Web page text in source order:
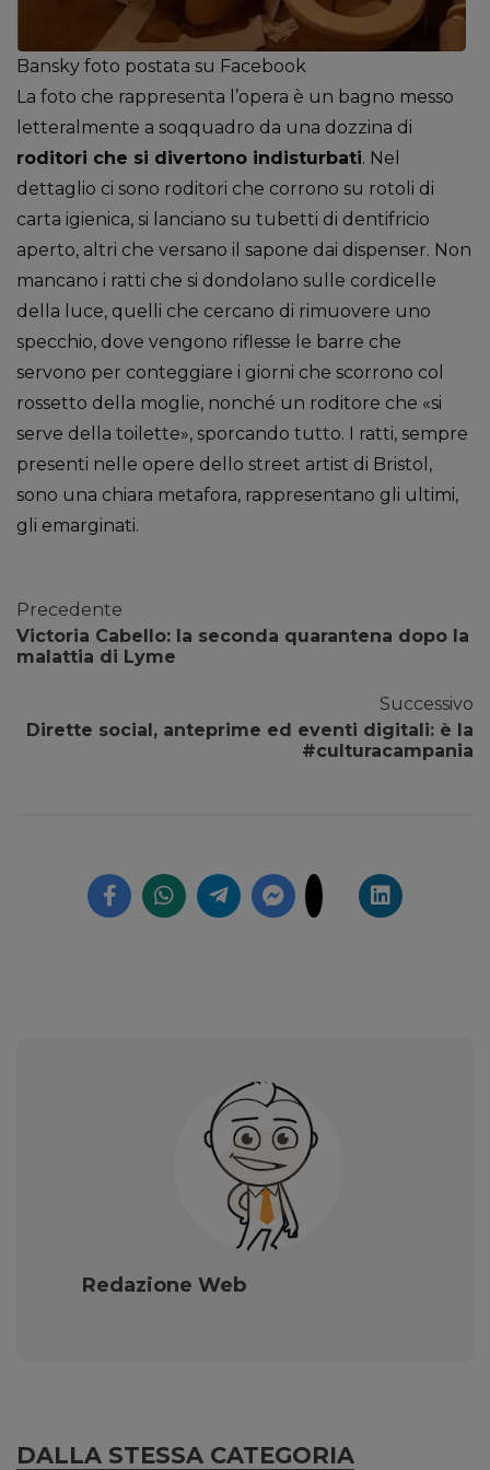
Bansky foto postata su Facebook
La foto che rappresenta l’opera è un bagno messo
letteralmente a soqquadro da una dozzina di
roditori che si divertono indisturbati. Nel
dettaglio ci sono roditori che corrono su rotoli di
carta igienica, si lanciano su tubetti di dentifricio
aperto, altri che versano il sapone dai dispenser. Non
mancano i ratti che si dondolano sulle cordicelle
della luce, quelli che cercano di rimuovere uno
specchio, dove vengono riflesse le barre che
servono per conteggiare i giorni che scorrono col
rossetto della moglie, nonché un roditore che «si
serve della toilette», sporcando tutto. I ratti, sempre
presenti nelle opere dello street artist di Bristol,
sono una chiara metafora, rappresentano gli ultimi,
gli emarginati.
Precedente
Victoria Cabello: la seconda quarantena dopo la
malattia di Lyme
Successivo
Dirette social, anteprime ed eventi digitali: è la
#culturacampania
Redazione Web
DALLA STESSA CATEGORIA